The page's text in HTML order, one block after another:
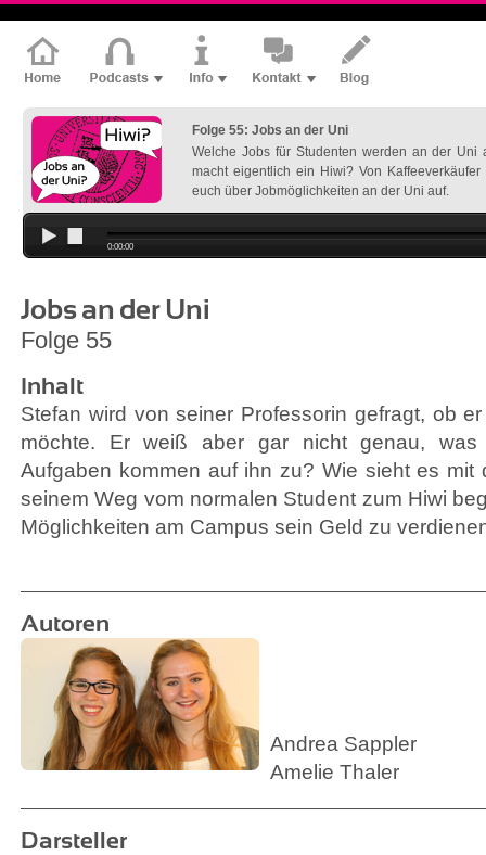
Folge 55: Jobs an der Uni
Welche Jobs für Studenten werden an der Uni
macht eigentlich ein Hiwi? Von
euch über Jobmöglichkeiten an der Uni auf.
0:00:00
Jobs an der Uni
Folge 55
Inhalt
Stefan wird von seiner Professorin gefragt, ob
möchte. Er weiß aber gar nicht genau, was
Aufgaben kommen auf ihn zu? Wie sieht es mit
seinem Weg vom normalen Student zum Hiwi
Möglichkeiten am Campus sein Geld zu
Autoren
Andrea Sappler
Amelie Thaler
Darsteller